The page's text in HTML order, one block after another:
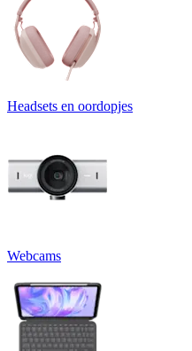
Headsets en oordopjes
Webcams